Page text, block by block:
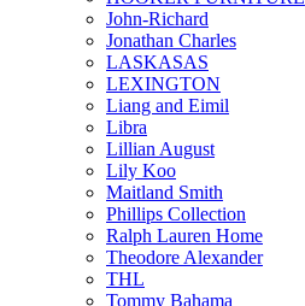
John-Richard
Jonathan Charles
LASKASAS
LEXINGTON
Liang and Eimil
Libra
Lillian August
Lily Koo
Maitland Smith
Phillips Collection
Ralph Lauren Home
Theodore Alexander
THL
Tommy Bahama